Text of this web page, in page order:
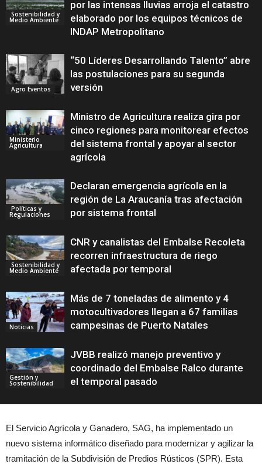
Sostenibilidad y
Medio Ambiente
por las intensas lluvias arroja el catastro
elaborado por los equipos técnicos de
INDAP Metropolitano
Agro Eventos
“50 Líderes Desarrollando Talento” abre
las postulaciones para su segunda
versión
Ministerio
Agricultura
Ministro de Agricultura realiza gira por
cinco regiones para monitorear efectos
del sistema frontal y apoyar al sector
agrícola
Políticas y
Regulaciones
Declaran emergencia agrícola en la
región de La Araucanía tras afectación
por sistema frontal
Sostenibilidad y
Medio Ambiente
CNR y canalistas del Embalse Recoleta
recorren infraestructura de riego
afectada por temporal
Noticias
Más de 7 toneladas de alimento y 4
motocultivadores llegan a 67 familias
campesinas de Puerto Natales
Gestión y
Sostenibilidad
JVBB realizó manejo preventivo y
coordinado del Embalse Ralco durante
el temporal pasado
El Servicio Agrícola y Ganadero, SAG, ha implementado un
nuevo sistema informático diseñado para modernizar y agilizar la
tramitación de la Subdivisión de Predios Rústicos (SPR). Esta